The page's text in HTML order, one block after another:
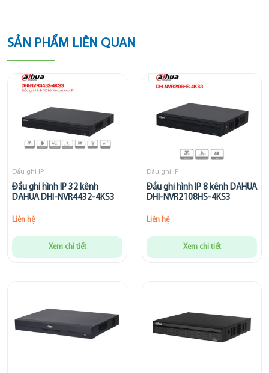
SẢN PHẨM LIÊN QUAN
Đầu ghi IP
Đầu ghi hình IP 32 kênh
DAHUA DHI-NVR4432-4KS3
Liên hệ
Xem chi tiết
Đầu ghi IP
Đầu ghi hình IP 8 kênh DAHUA
DHI-NVR2108HS-4KS3
Liên hệ
Xem chi tiết